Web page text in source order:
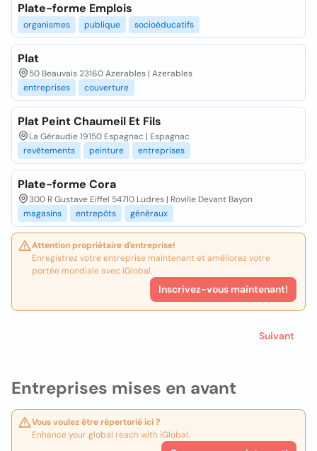
Entreprises mises en avant
Vous voulez être répertorié ici ?
Enhance your global reach with iGlobal.
Plate-forme Emplois
organismes publique socioéducatifs
Plat
50 Beauvais 23160 Azerables | Azerables
entreprises
couverture
Plat Peint Chaumeil Et Fils
La Géraudie 19150 Espagnac | Espagnac
revêtements
peinture entreprises
Plate-forme Cora
300 R Gustave Eiffel 54710 Ludres | Roville Devant Bayon
magasins
entrepôts généraux
Attention propriétaire d'entreprise!
Enregistrez votre entreprise maintenant et améliorez votre
portée mondiale avec iGlobal.
Inscrivez-vous maintenant!
Suivant